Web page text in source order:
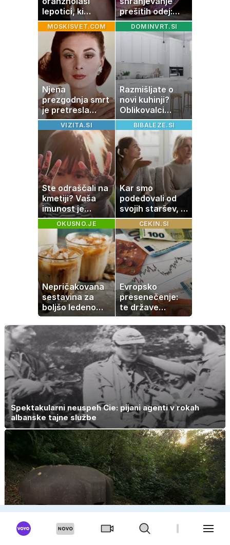
lepotici, ki
navdušuje s
skrivnostno
vlogo
prešitih odej:
Kako ohraniti
družinsko
MOSKISVET.COM
Njena
prezgodnja smrt
je pretresla
modni svet: za
slavo se je
skrivala
tragedija
DOMINVRT.SI
Razmišljate o
novi kuhinji?
Oblikovalci
opozarjajo, da te
barve izgubljajo
priljubljenost
VIZITA.SI
Ste odraščali na
kmetiji? Vaša
imunost je
verjetno
močnejša
BIBALEZE.SI
Kar smo
podedovali od
svojih staršev, ni
nujno naša
usoda
OKUSNO.JE
Nepričakovana
sestavina za
boljšo ledeno
kavo, ki jo imate
zagotovo doma
CEKIN.SI
Evropsko
presenečenje:
te države
rastejo hitreje
od Nemčije,
nekatere celo
večkrat hitreje
Spektakularni neuspeh Cie: pijani agenti v rokah
albanske tajne službe
Trdnjava, pripravljena na spopad, ki ga nikoli ni bilo